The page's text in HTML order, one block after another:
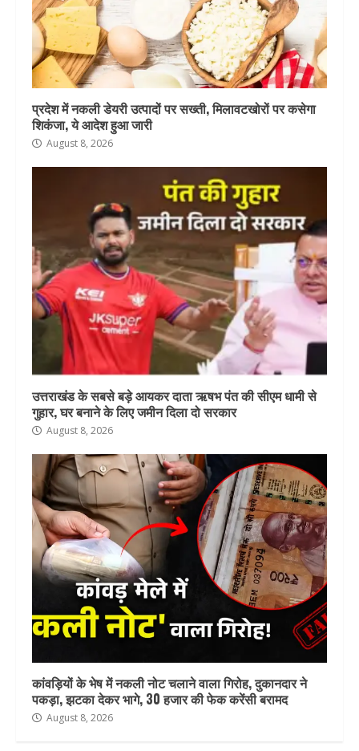
प्रदेश में नकली डेयरी उत्पादों पर सख्ती, मिलावटखोरों पर कसेगा
शिकंजा, ये आदेश हुआ जारी
August 8, 2026
उत्तराखंड के सबसे बड़े आयकर दाता ऋषभ पंत की सीएम धामी से
गुहार, घर बनाने के लिए जमीन दिला दो सरकार
August 8, 2026
कांवड़ियों के भेष में नकली नोट चलाने वाला गिरोह, दुकानदार ने
पकड़ा, झटका देकर भागे, 30 हजार की फेक करेंसी बरामद
August 8, 2026